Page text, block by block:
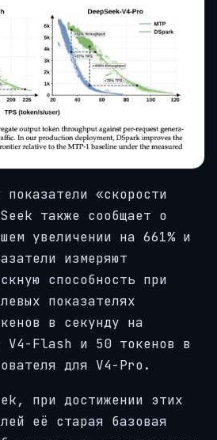
«скорости
также сообщает о
увеличении на 661% и
измеряют
способность при
показателях
в секунду на
V4-Flash и 50 токенов в
для V4-Pro.
при достижении этих
её старая базовая